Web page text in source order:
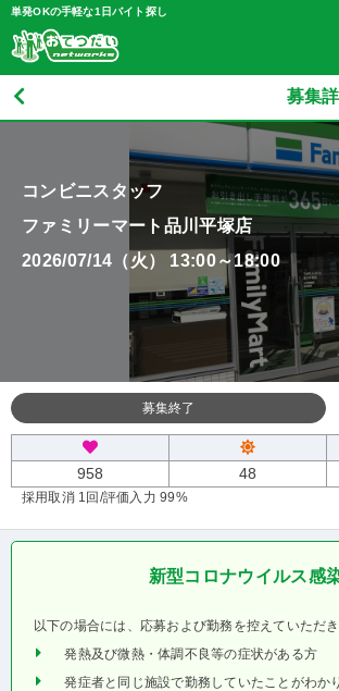
単発OKの手軽な1日バイト探し
募集
コンビニスタッフ
ファミリーマート品川平塚店
2026/07/14（火） 13:00～18:00
募集終了
958 48
採用取消 1回 /評価入力 99%
新型コロナウイルス感
以下の場合には、応募および勤務を控えていただ
発熱及び微熱・体調不良等の症状がある方
発症者と同じ施設で勤務していたことがわか